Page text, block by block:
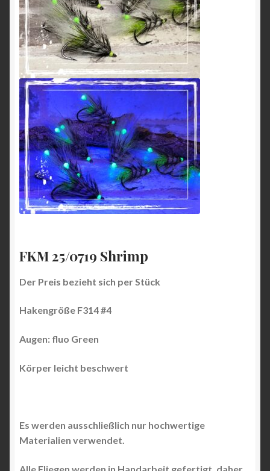
FKM 25/0719 Shrimp
Der Preis bezieht sich per Stück
Hakengröße F314 #4
Augen: fluo Green
Körper leicht beschwert
Es werden ausschließlich nur hochwertige
Materialien verwendet.
Alle Fliegen werden in Handarbeit gefertigt, daher